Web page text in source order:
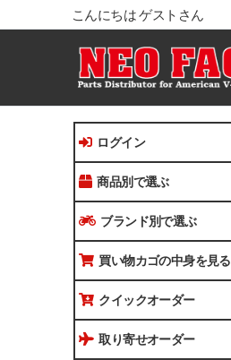
こんにちは ゲストさん
ログイン
商品別で選ぶ
ブランド別で選ぶ
買い物カゴの中身を見る
クイックオーダー
取り寄せオーダー